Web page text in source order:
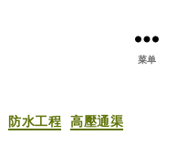
菜单
防水工程 高壓通渠